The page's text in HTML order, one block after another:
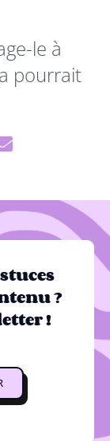
le à
pourrait
?
!